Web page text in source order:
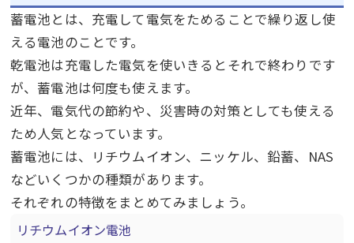
蓄電池とは、充電して電気をためることで繰り返し使
える電池のことです。
乾電池は充電した電気を使いきるとそれで終わりです
が、蓄電池は何度も使えます。
近年、電気代の節約や、災害時の対策としても使える
ため人気となっています。
蓄電池には、リチウムイオン、ニッケル、鉛蓄、
NAS
などいくつかの種類があります。
それぞれの特徴をまとめてみましょう。
リチウムイオン電池